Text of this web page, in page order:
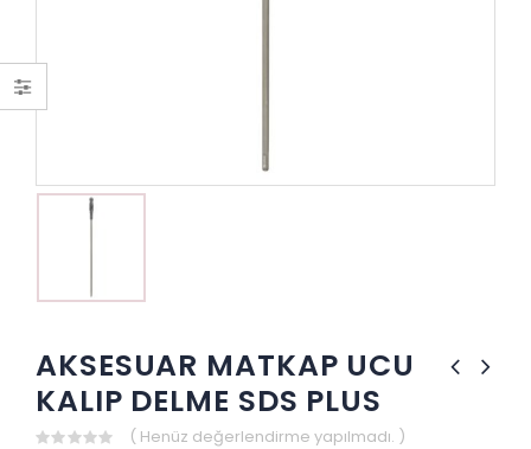
AKSESUAR MATKAP UCU
KALIP DELME SDS PLUS
( Henüz değerlendirme yapılmadı. )